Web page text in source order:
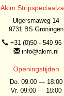
Akim
Ulgersmaweg 14
9731 BS Groningen
+31 (0)50 - 549 96
info@akim.nl
Openingstijden
Do. 09:00 — 18:00
Vr. 09:00 — 18:00